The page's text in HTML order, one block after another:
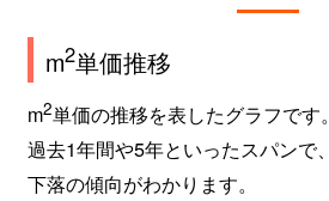
m2単価推移
m2単価の推移を表したグラフです。
過去1年間や5年といったスパンで
下落の傾向がわかります。